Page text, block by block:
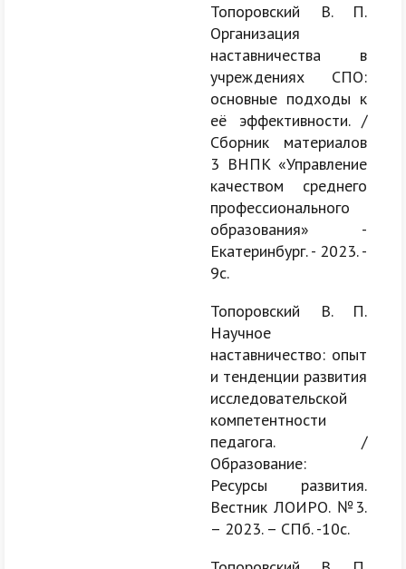
Топоровский В. П.
Организация
наставничества в
учреждениях СПО:
основные подходы к
её эффективности. /
Сборник материалов
3 ВНПК «Управление
качеством среднего
профессионального
образования» -
Екатеринбург. - 2023. -
9с.
Топоровский В. П.
Научное
наставничество: опыт
и тенденции развития
исследовательской
компетентности
педагога. /
Образование:
Ресурсы развития.
Вестник ЛОИРО. №3.
– 2023. – СПб. -10с.